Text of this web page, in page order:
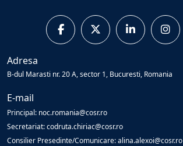
Adresa
B-dul Marasti nr. 20 A, sector 1, Bucuresti, Romania
E-mail
Principal: noc.romania@cosr.ro
Secretariat: codruta.chiriac@cosr.ro
Consilier Presedinte/Comunicare: alina.alexoi@cosr.ro